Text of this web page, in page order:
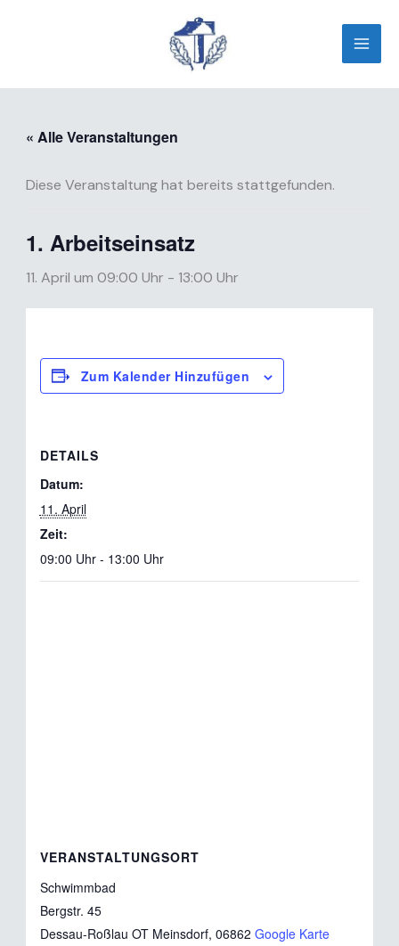
« Alle Veranstaltungen
Diese Veranstaltung hat bereits stattgefunden.
1. Arbeitseinsatz
11. April um 09:00 Uhr - 13:00 Uhr
Zum Kalender Hinzufügen
DETAILS
Datum:
11. April
Zeit:
09:00 Uhr - 13:00 Uhr
VERANSTALTUNGSORT
Schwimmbad
Bergstr. 45
Dessau-Roßlau OT Meinsdorf, 06862 Google Karte